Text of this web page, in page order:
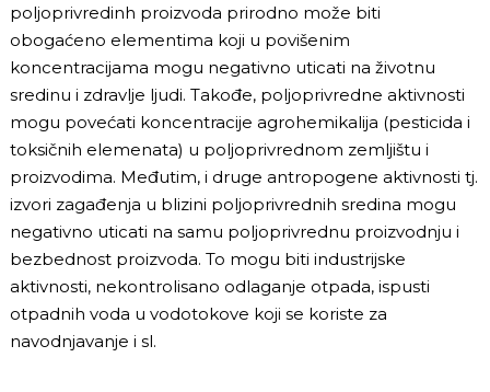
poljoprivredinh proizvoda prirodno može biti
obogaćeno elementima koji u povišenim
koncentracijama mogu negativno uticati na životnu
sredinu i zdravlje ljudi. Takođe, poljoprivredne aktivnosti
mogu povećati koncentracije agrohemikalija (pesticida i
toksičnih elemenata) u poljoprivrednom zemljištu i
proizvodima. Međutim, i druge antropogene aktivnosti tj.
izvori zagađenja u blizini poljoprivrednih sredina mogu
negativno uticati na samu poljoprivrednu proizvodnju i
bezbednost proizvoda. To mogu biti industrijske
aktivnosti, nekontrolisano odlaganje otpada, ispusti
otpadnih voda u vodotokove koji se koriste za
navodnjavanje i sl.